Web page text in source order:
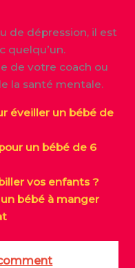
de dépression, il est
quelqu’un.
de votre coach ou
la santé mentale.
éveiller un bébé de
un bébé de 6
vos enfants ?
bébé à manger